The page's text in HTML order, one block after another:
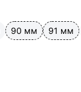
90 мм 91 мм